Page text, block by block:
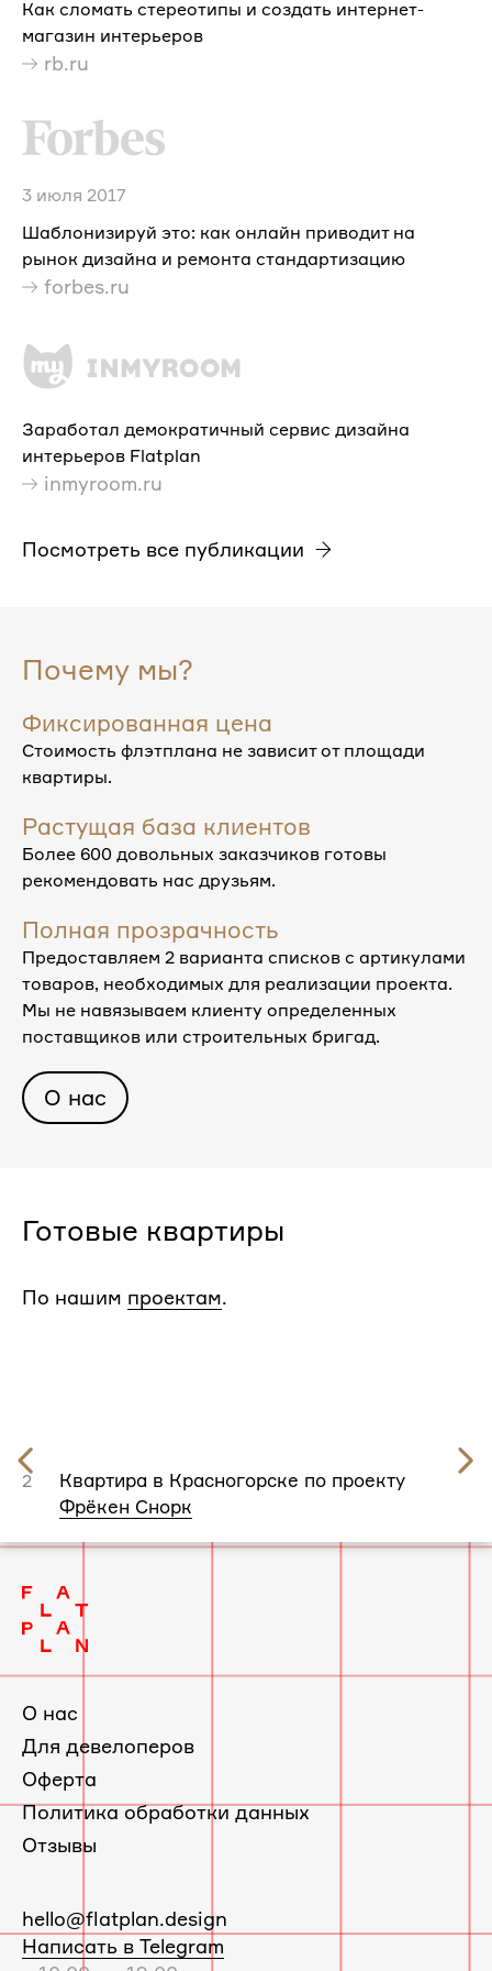
Как сломать стереотипы и создать интернет-
магазин интерьеров
rb.ru
3 июля 2017
Шаблонизируй это: как онлайн приводит на
рынок дизайна и ремонта стандартизацию
forbes.ru
Заработал демократичный сервис дизайна
интерьеров Flatplan
inmyroom.ru
Посмотреть все публикации
Почему мы?
Фиксированная цена
Стоимость флэтплана не зависит от площади
квартиры.
Растущая база клиентов
Более 600 довольных заказчиков готовы
рекомендовать нас друзьям.
Полная прозрачность
Предоставляем 2 варианта списков с артикулами
товаров, необходимых для реализации проекта.
Мы не навязываем клиенту определенных
поставщиков или строительных бригад.
О нас
Готовые квартиры
По нашим проектам.
2
Квартира в Красногорске по проекту
Фрёкен Снорк
слайд
О нас
Для девелоперов
Оферта
Политика обработки данных
Отзывы
E-
mail:
hello@flatplan.design
Написать в Telegram